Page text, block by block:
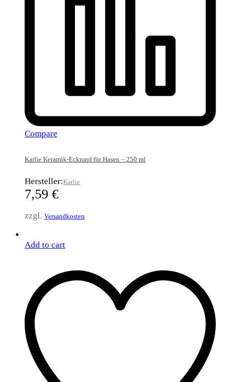
Compare
Karlie Keramik-Ecknapf für Hasen – 250 ml
Hersteller:Karlie
7,59 €
zzgl. Versandkosten
Add to cart